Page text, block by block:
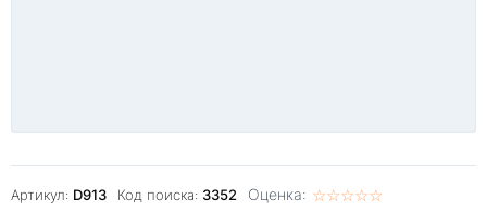
Артикул: D913 Код поиска: 3352 Оценка: ☆☆☆☆☆
★★★★★